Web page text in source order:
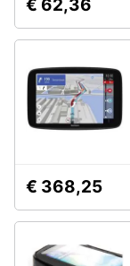
€ 62,36
€ 368,25